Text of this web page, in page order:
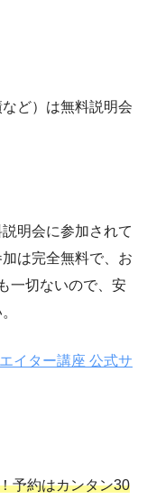
ど）は無料説明会
明会に参加されて
は完全無料で、お
一切ないので、安
イター講座 公式サ
予約はカンタン30